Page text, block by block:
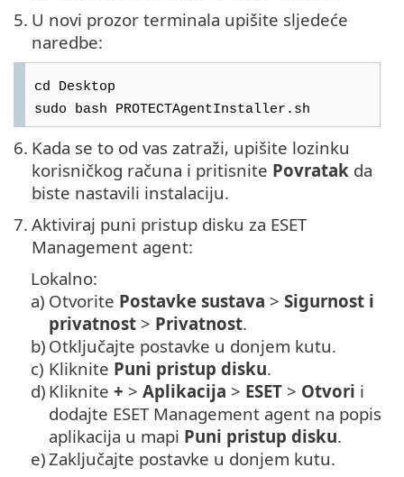
5. U novi prozor terminala upišite sljedeće
naredbe:
cd Desktop
sudo bash PROTECTAgentInstaller.sh
6. Kada se to od vas zatraži, upišite lozinku
korisničkog računa i pritisnite Povratak da
biste nastavili instalaciju.
7. Aktiviraj puni pristup disku za ESET
Management agent:
Lokalno:
a) Otvorite Postavke sustava > Sigurnost i
privatnost > Privatnost.
b) Otključajte postavke u donjem kutu.
c) Kliknite Puni pristup disku.
d) Kliknite + > Aplikacija > ESET > Otvori i
dodajte ESET Management agent na popis
aplikacija u mapi Puni pristup disku.
e) Zaključajte postavke u donjem kutu.